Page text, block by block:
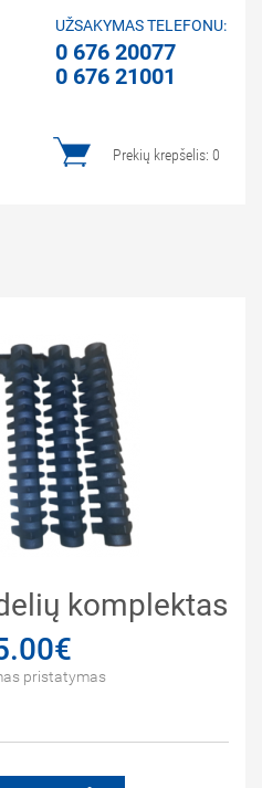
UŽSAKYMAS TELEFONU:
0 676 20077
0 676 21001
Prekių krepšelis: 0
komplektas
pristatymas